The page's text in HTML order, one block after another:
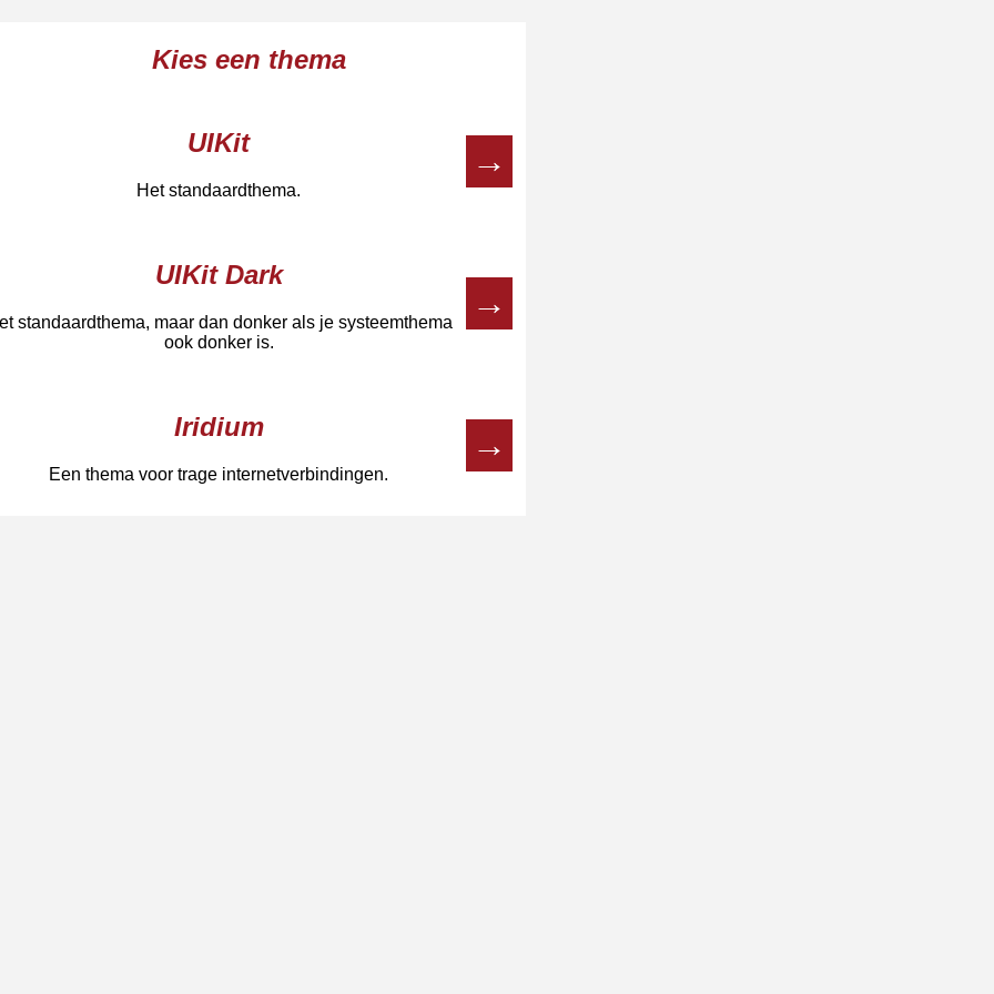
Kies een thema
UIKit
Het standaardthema.
→
UIKit Dark
standaardthema, maar dan donker als je systeemthema
ook donker is.
→
Iridium
Een thema voor trage internetverbindingen.
→